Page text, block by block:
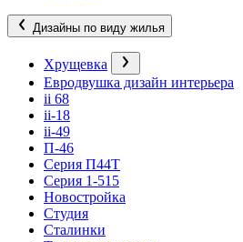
Дизайны по виду жилья
Хрущевка
Евродвушка дизайн интерьера
ii 68
ii-18
ii-49
П-46
Серия П44Т
Серия 1-515
Новостройка
Студия
Сталинки